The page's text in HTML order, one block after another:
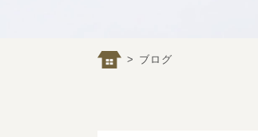
> ブログ